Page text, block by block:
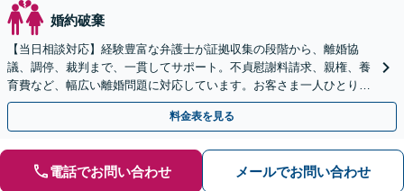
婚約破棄
【当日相談対応】経験豊富な弁護士が証拠収集の段階から、離婚協
議、調停、裁判まで、一貫してサポート。不貞慰謝料請求、親権、養
育費など、幅広い離婚問題に対応しています。お客さま一人ひとりの
事情に丁寧に配慮し、最適な解決策をご提案します。
料金表を見る
電話でお問い合わせ メールでお問い合わせ